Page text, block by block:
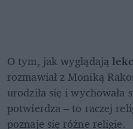
O tym, jak wyglądają
rozmawiał z Moniką
urodziła się i
potwierdza – to raczej
poznaje się różne religie.